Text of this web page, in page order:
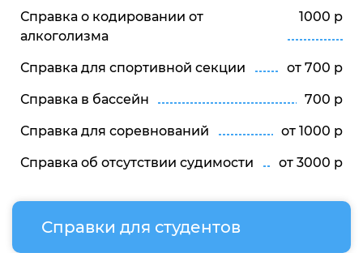
Справка о кодировании от
алкоголизма
1000 р
Справка для спортивной секции от 700 р
Справка в бассейн 700 р
Справка для соревнований от 1000 р
Справка об отсутствии судимости от 3000 р
Справки для студентов